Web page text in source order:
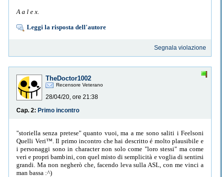
A a l e x.
Leggi la risposta dell'autore
Segnala violazione
TheDoctor1002
Recensore Veterano
28/04/20, ore 21:38
Cap. 2: Primo incontro
"storiella senza pretese" quanto vuoi, ma a me sono saliti i Feelsoni
Quelli Veri™️. Il primo incontro che hai descritto é molto plausibile e
i personaggi sono in character non solo come "loro stessi" ma come
veri e propri bambini, con quel misto di semplicità e voglia di sentirsi
grandi. Ma non negherò che, facendo leva sulla ASL, con me vinci a
man bassa :^)